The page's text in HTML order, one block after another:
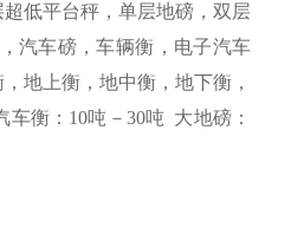
低平台秤，单层地磅，双层
汽车磅，车辆衡，电子汽车
地上衡，地中衡，地下衡，
车衡： 10吨－ 30吨 大地磅：